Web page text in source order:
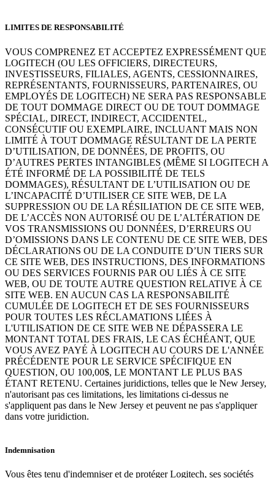
LIMITES DE RESPONSABILITÉ
VOUS COMPRENEZ ET ACCEPTEZ EXPRESSÉMENT QUE
LOGITECH (OU LES OFFICIERS, DIRECTEURS,
INVESTISSEURS, FILIALES, AGENTS, CESSIONNAIRES,
REPRÉSENTANTS, FOURNISSEURS, PARTENAIRES, OU
EMPLOYÉS DE LOGITECH) NE SERA PAS RESPONSABLE
DE TOUT DOMMAGE DIRECT OU DE TOUT DOMMAGE
SPÉCIAL, DIRECT, INDIRECT, ACCIDENTEL,
CONSÉCUTIF OU EXEMPLAIRE, INCLUANT MAIS NON
LIMITÉ À TOUT DOMMAGE RÉSULTANT DE LA PERTE
D’UTILISATION, DE DONNÉES, DE PROFITS, OU
D’AUTRES PERTES INTANGIBLES (MÊME SI LOGITECH A
ÉTÉ INFORMÉ DE LA POSSIBILITÉ DE TELS
DOMMAGES), RÉSULTANT DE L’UTILISATION OU DE
L’INCAPACITÉ D’UTILISER CE SITE WEB, DE LA
SUPPRESSION OU DE LA RÉSILIATION DE CE SITE WEB,
DE L’ACCÈS NON AUTORISÉ OU DE L’ALTÉRATION DE
VOS TRANSMISSIONS OU DONNÉES, D’ERREURS OU
D’OMISSIONS DANS LE CONTENU DE CE SITE WEB, DES
DÉCLARATIONS OU DE LA CONDUITE D’UN TIERS SUR
CE SITE WEB, DES INSTRUCTIONS, DES INFORMATIONS
OU DES SERVICES FOURNIS PAR OU LIÉS À CE SITE
WEB, OU DE TOUTE AUTRE QUESTION RELATIVE À CE
SITE WEB. EN AUCUN CAS LA RESPONSABILITÉ
CUMULÉE DE LOGITECH ET DE SES FOURNISSEURS
POUR TOUTES LES RÉCLAMATIONS LIÉES À
L'UTILISATION DE CE SITE WEB NE DÉPASSERA LE
MONTANT TOTAL DES FRAIS, LE CAS ÉCHÉANT, QUE
VOUS AVEZ PAYÉ À LOGITECH AU COURS DE L'ANNÉE
PRÉCÉDENTE POUR LE SERVICE SPÉCIFIQUE EN
QUESTION, OU 100,00$, LE MONTANT LE PLUS BAS
ÉTANT RETENU. Certaines juridictions, telles que le New Jersey,
n'autorisant pas ces limitations, les limitations ci-dessus ne
s'appliquent pas dans le New Jersey et peuvent ne pas s'appliquer
dans votre juridiction.
Indemnisation
Vous êtes tenu d'indemniser et de protéger Logitech, ses sociétés